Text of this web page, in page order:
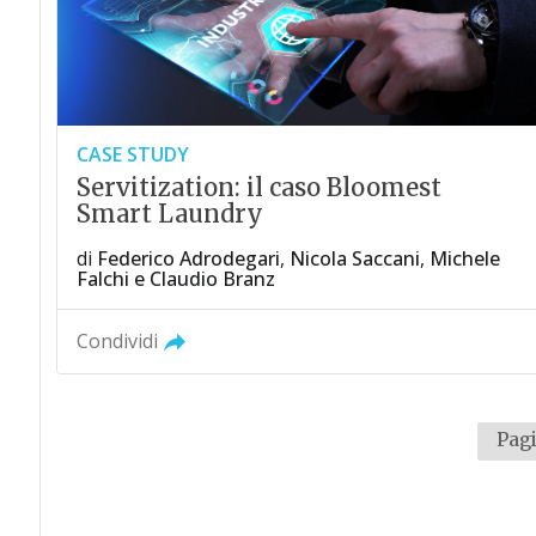
CASE STUDY
Servitization: il caso Bloomest
Smart Laundry
di Federico Adrodegari, Nicola Saccani, Michele
Falchi e Claudio Branz
Condividi